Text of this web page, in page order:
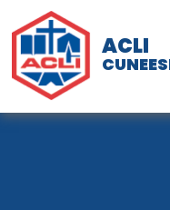
ACLI